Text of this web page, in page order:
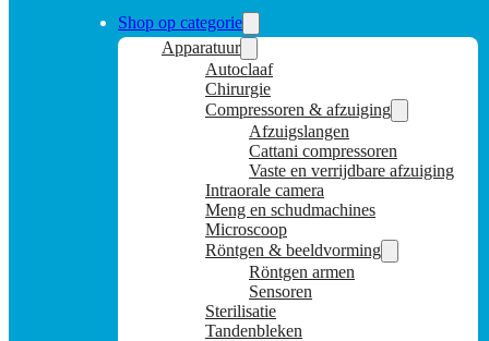
Shop op categorie
Apparatuur
Autoclaaf
Chirurgie
Compressoren & afzuiging
Afzuigslangen
Cattani compressoren
Vaste en verrijdbare afzuiging
Intraorale camera
Meng en schudmachines
Microscoop
Röntgen & beeldvorming
Röntgen armen
Sensoren
Sterilisatie
Tandenbleken